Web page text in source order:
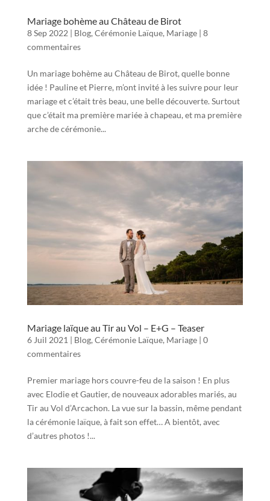
Mariage bohème au Château de Birot
8 Sep 2022 | Blog, Cérémonie Laïque, Mariage| 8
commentaires
Un mariage bohème au Château de Birot, quelle bonne
idée ! Pauline et Pierre, m’ont invité à les suivre pour leur
mariage et c’était très beau, une belle découverte. Surtout
que c’était ma première mariée à chapeau, et ma première
arche de cérémonie...
Mariage laïque au Tir au Vol – E+G – Teaser
6 Juil 2021 | Blog, Cérémonie Laïque, Mariage| 0
commentaires
Premier mariage hors couvre-feu de la saison ! En plus
avec Elodie et Gautier, de nouveaux adorables mariés, au
Tir au Vol d’Arcachon. La vue sur la bassin, même pendant
la cérémonie laïque, à fait son effet… A bientôt, avec
d’autres photos !...